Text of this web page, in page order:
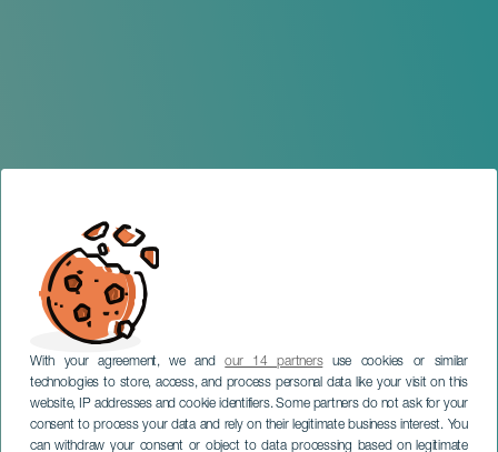
With your agreement, we andour 14 partnersuse cookies or similar
technologies to store, access, and process personal data like your visit on this
website, IP addresses and cookie identifiers. Some partners do not ask for your
consent to process your data and rely on their legitimate business interest. You
can withdraw your consent or object to data processing based on legitimate